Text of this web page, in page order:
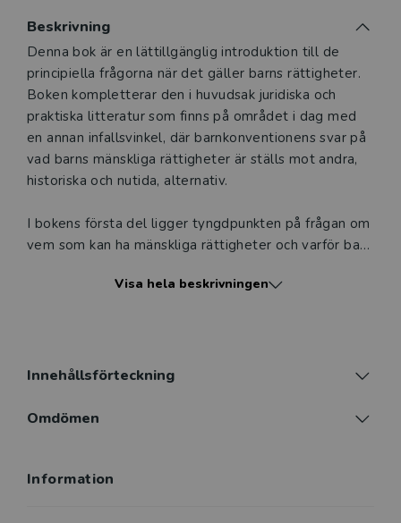
Beskrivning
Beskrivning
Denna bok är en lättillgänglig introduktion till de
principiella frågorna när det gäller barns rättigheter.
Boken kompletterar den i huvudsak juridiska och
praktiska litteratur som finns på området i dag med
en annan infallsvinkel, där barnkonventionens svar på
vad barns mänskliga rättigheter är ställs mot andra,
historiska och nutida, alternativ.
I bokens första del ligger tyngdpunkten på frågan om
vem som kan ha mänskliga rättigheter och varför barn
rättighetsobjekten, det vill säga det som barn och
säkerställa barns rätt.
Boken kombinerar rättsvetenskapliga, filosofiska,
igenom de utmaningar som väcks av diskussionen om
Visa hela beskrivningen
Innehållsförteckning
Omdömen
Information